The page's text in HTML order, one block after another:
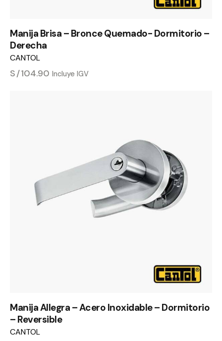
Manija Brisa – Bronce Quemado- Dormitorio –
Derecha
CANTOL
S/104.90 Incluye IGV
Manija Allegra – Acero Inoxidable – Dormitorio
– Reversible
CANTOL